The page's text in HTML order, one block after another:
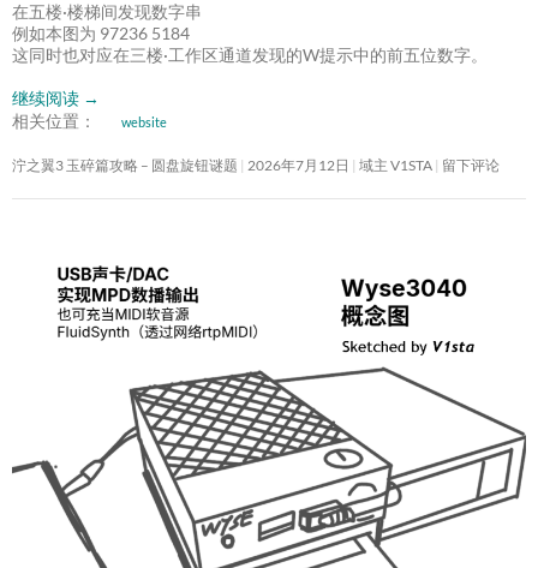
在五楼·楼梯间发现数字串
例如本图为 97236 5184
这同时也对应在三楼·工作区通道发现的W提示中的前五位数字。
继续阅读 →
相关位置：
website
泞之翼3 玉碎篇攻略 – 圆盘旋钮谜题 2026年7月12日 域主 V1STA 留下评论